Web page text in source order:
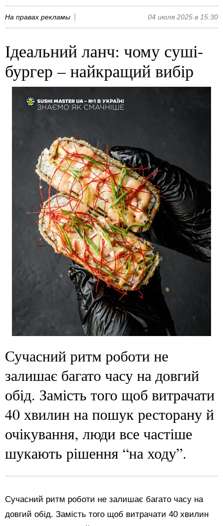
На правах рекламы 04 июля 2025 в 15:30
Ідеальний ланч: чому суші-
бургер – найкращий вибір
Сучасний ритм роботи не
залишає багато часу на довгий
обід. Замість того щоб витрачати
40 хвилин на пошук ресторану й
очікування, люди все частіше
шукають рішення “на ходу”.
Сучасний ритм роботи не залишає багато часу на
довгий обід. Замість того щоб витрачати 40 хвилин